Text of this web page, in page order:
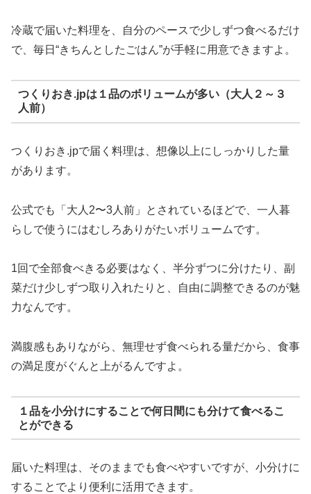
冷蔵で届いた料理を、自分のペースで少しずつ食べるだけ
で、毎日“きちんとしたごはん”が手軽に用意できますよ。
つくりおき.jpは１品のボリュームが多い（大人２～３
人前）
つくりおき.jpで届く料理は、想像以上にしっかりした量
があります。
公式でも「大人2〜3人前」とされているほどで、一人暮
らしで使うにはむしろありがたいボリュームです。
1回で全部食べきる必要はなく、半分ずつに分けたり、副
菜だけ少しずつ取り入れたりと、自由に調整できるのが魅
力なんです。
満腹感もありながら、無理せず食べられる量だから、食事
の満足度がぐんと上がるんですよ。
１品を小分けにすることで何日間にも分けて食べるこ
とができる
届いた料理は、そのままでも食べやすいですが、小分けに
することでより便利に活用できます。